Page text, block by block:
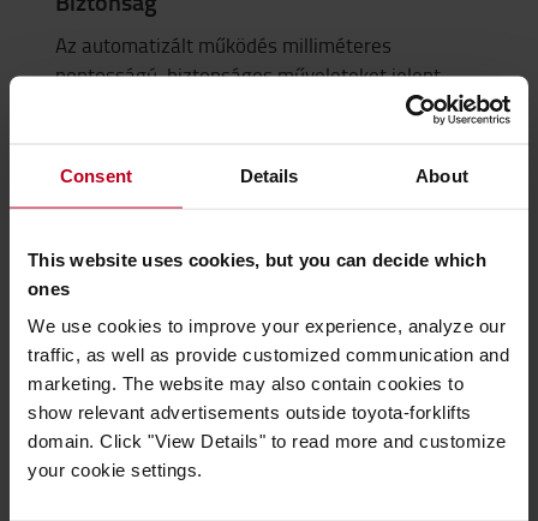
Consent Details About
This website uses cookies, but you can decide which
ones
We use cookies to improve your experience, analyze our
traffic, as well as provide customized communication and
marketing. The website may also contain cookies to
show relevant advertisements outside toyota-forklifts
domain. Click "View Details" to read more and customize
your cookie settings.
Az automatizált működés milliméteres
pontosságú, biztonságos műveleteket jelent,
minimálisra csökkentve a sérülés vagy sérülés
Ez az automatizált rakatszállító és nagy sűrűségű
megoldás ideális választás a raklapos rakományok
különféle raktározási igényeihez. Az ASRS-rendszer
(Automated Storage and Retrieval System) mérete
és kialakítása rugalmasan igazítható, akár 12
méteres magassággal és 1,5 tonnás teherbírással. A